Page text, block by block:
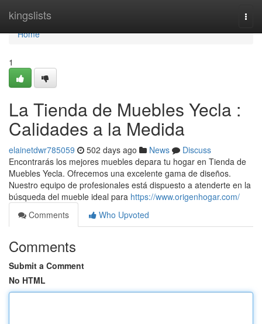
kingslists
Home
Home
1
La Tienda de Muebles Yecla :
Calidades a la Medida
elainetdwr785059 502 days ago News
Discuss
Encontrarás los mejores muebles depara tu hogar en Tienda de
Muebles Yecla. Ofrecemos una excelente gama de diseños.
Nuestro equipo de profesionales está dispuesto a atenderte en la
búsqueda del mueble ideal para https://www.origenhogar.com/
Comments
Who Upvoted
Comments
Submit a Comment
No HTML